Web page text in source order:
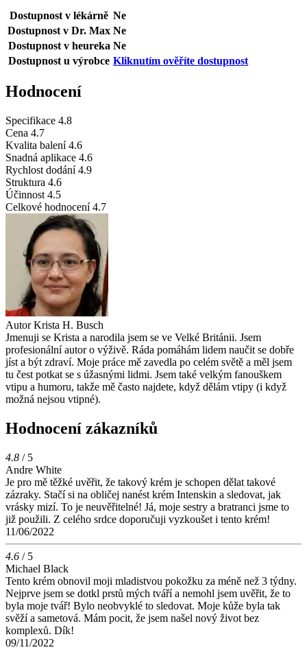
Dostupnost v lékárně Ne
Dostupnost v Dr. Max Ne
Dostupnost v heureka Ne
Dostupnost u výrobce Kliknutím ověříte dostupnost
Hodnocení
Specifikace 4.8
Cena 4.7
Kvalita balení 4.6
Snadná aplikace 4.6
Rychlost dodání 4.9
Struktura 4.6
Účinnost 4.5
Celkové hodnocení 4.7
Autor Krista H. Busch
Jmenuji se Krista a narodila jsem se ve Velké Británii. Jsem
profesionální autor o výživě. Ráda pomáhám lidem naučit se dobře
jíst a být zdraví. Moje práce mě zavedla po celém světě a měl jsem
tu čest potkat se s úžasnými lidmi. Jsem také velkým fanouškem
vtipu a humoru, takže mě často najdete, když dělám vtipy (i když
možná nejsou vtipné).
Hodnocení zákazníků
4.8 / 5
Andre White
Je pro mě těžké uvěřit, že takový krém je schopen dělat takové
zázraky. Stačí si na obličej nanést krém Intenskin a sledovat, jak
vrásky mizí. To je neuvěřitelné! Já, moje sestry a bratranci jsme to
již použili. Z celého srdce doporučuji vyzkoušet i tento krém!
11/06/2022
4.6 / 5
Michael Black
Tento krém obnovil moji mladistvou pokožku za méně než 3 týdny.
Nejprve jsem se dotkl prstů mých tváří a nemohl jsem uvěřit, že to
byla moje tvář! Bylo neobvyklé to sledovat. Moje kůže byla tak
svěží a sametová. Mám pocit, že jsem našel nový život bez
komplexů. Dík!
09/11/2022